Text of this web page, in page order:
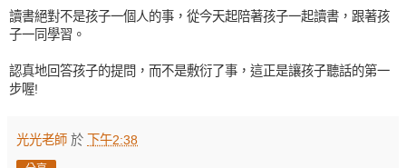
讀書絕對不是孩子一個人的事，從今天起陪著孩子一起讀書 ，跟著孩
子一同學習。
認真地回答孩子的提問，而不是敷衍了事，這正是讓孩子聽話的第一
步喔!
光光老師 於 下午2:38